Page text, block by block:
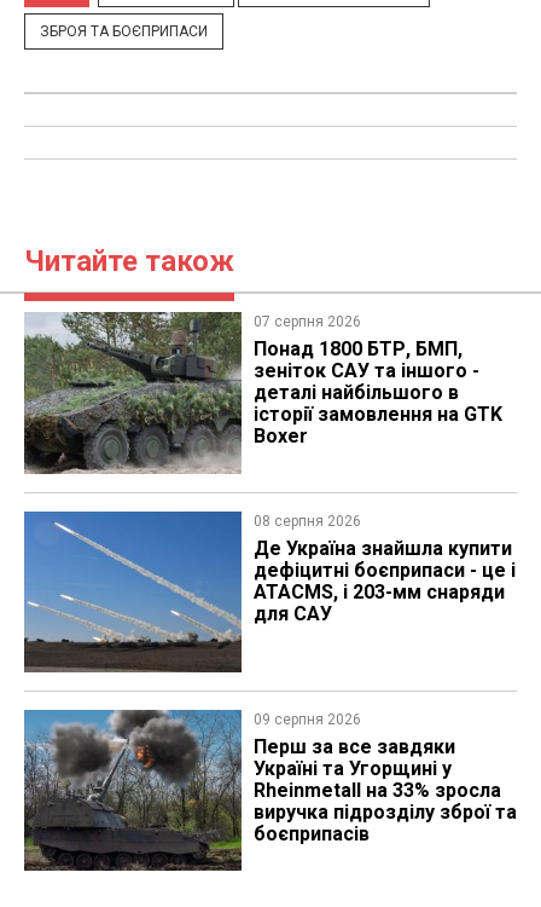
ЗБРОЯ ТА БОЄПРИПАСИ
Читайте також
07 серпня 2026
Понад 1800 БТР, БМП,
зеніток САУ та іншого -
деталі найбільшого в
історії замовлення на GTK
Boxer
08 серпня 2026
Де Україна знайшла купити
дефіцитні боєприпаси - це і
ATACMS, і 203-мм снаряди
для САУ
09 серпня 2026
Перш за все завдяки
Україні та Угорщині у
Rheinmetall на 33% зросла
виручка підрозділу зброї та
боєприпасів